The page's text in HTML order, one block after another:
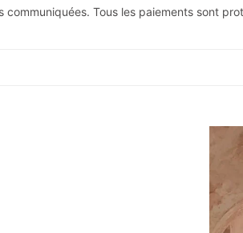
Tous les paiements sont